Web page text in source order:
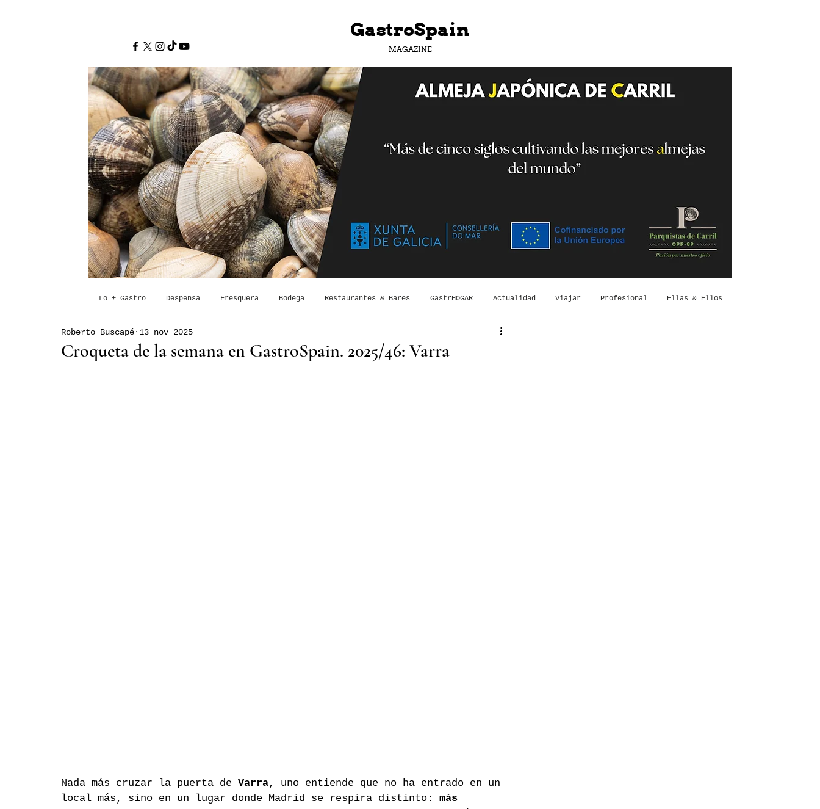
GastroSpain
MAGAZINE
Lo + Gastro Despensa Fresquera Bodega Restaurantes & Bares GastrHOGAR Actualidad Viajar Profesional Ellas & Ellos
Croqueta de la semana en GastroSpain. 2025/46: Varra
Roberto Buscapé 13 nov 2025
Nada más cruzar la puerta de Varra, uno entiende que no ha entrado en un
local más, sino en un lugar donde Madrid se respira distinto: más